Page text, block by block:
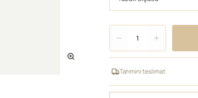
1
Tahmini teslimat